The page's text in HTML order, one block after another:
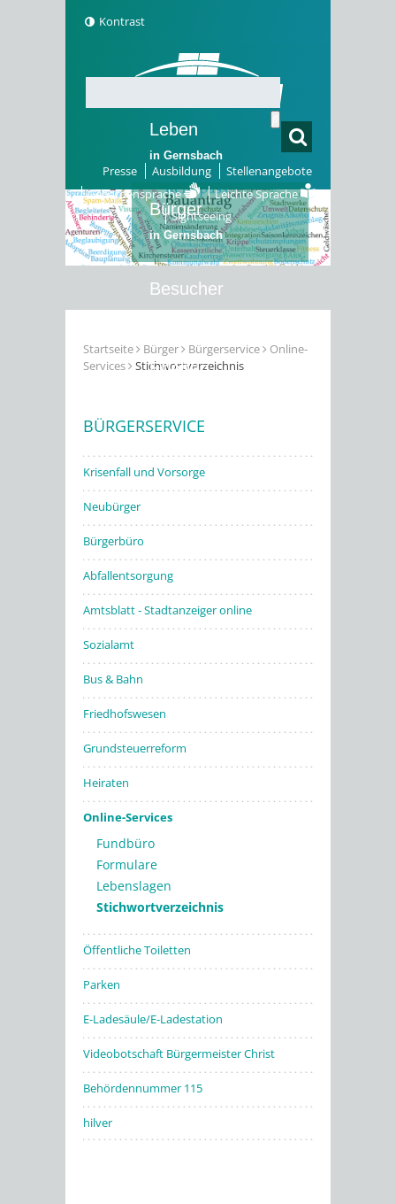
Kontrast
Presse Ausbildung
Stellenangebote
Gebärdensprache
Leichte Sprache
Sightseeing
Leben
in Gernsbach
Bürger
in Gernsbach
Besucher
Erleben
Startseite Bürger Bürgerservice
Online-
Services
Stichwortverzeichnis
BÜRGERSERVICE
Krisenfall und Vorsorge
Neubürger
Bürgerbüro
Abfallentsorgung
Amtsblatt - Stadtanzeiger online
Sozialamt
Bus & Bahn
Friedhofswesen
Grundsteuerreform
Heiraten
Online-Services
Fundbüro
Formulare
Lebenslagen
Stichwortverzeichnis
Öffentliche Toiletten
Parken
E-Ladesäule/E-Ladestation
Videobotschaft Bürgermeister Christ
Behördennummer 115
hilver